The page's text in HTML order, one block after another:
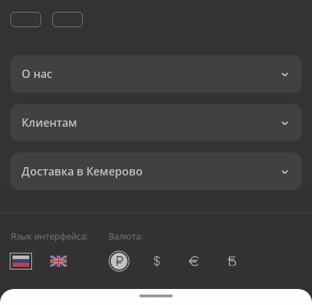
О нас
Клиентам
Доставка в Кемерово
Язык интерфейса: Валюта:
Служба круглосуточной доставки цветов в Кемерово